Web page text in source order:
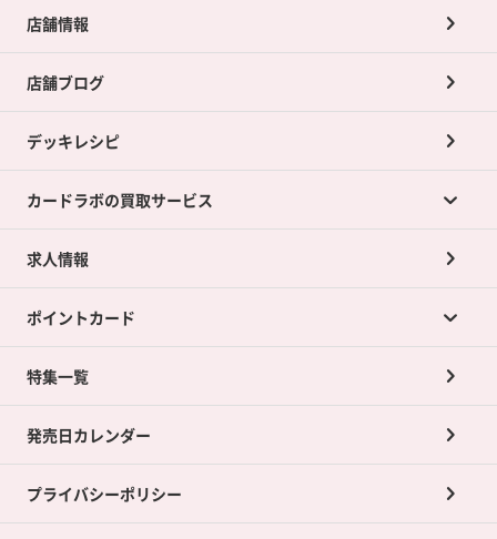
店舗情報
店舗ブログ
デッキレシピ
カードラボの買取サービス
カードラボの買取サービスTOP
店舗買取について
ネット買取について
買取承諾書について
求人情報
ポイントカード
ポイントカードTOP
ポイント交換景品
特集一覧
発売日カレンダー
プライバシーポリシー